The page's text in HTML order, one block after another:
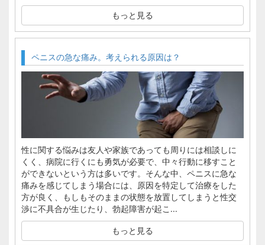
もっと見る
ペニスの急な痛み。考えられる原因は？
性に関する悩みは友人や家族であっても周りには相談しに
くく、病院に行くにも勇気が必要で、中々行動に移すこと
ができないという方は多いです。そんな中、ペニスに急な
痛みを感じてしまう場合には、原因を特定して治療をした
方が良く、もしもそのままの状態を放置してしまうと性交
渉に不具合が生じたり、勃起障害が起こ...
もっと見る